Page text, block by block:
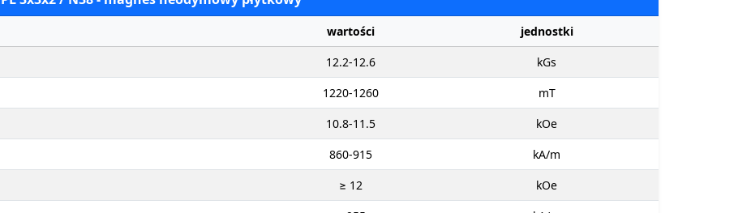
wartości
jednostki
12.2-12.6
kGs
1220-1260
mT
10.8-11.5
kOe
860-915
kA/m
≥ 12
kOe